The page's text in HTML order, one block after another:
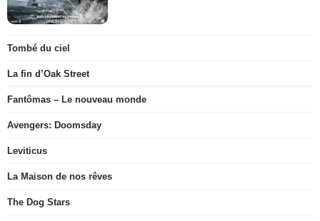
Tombé du ciel
La fin d’Oak Street
Fantômas – Le nouveau monde
Avengers: Doomsday
Leviticus
La Maison de nos rêves
The Dog Stars